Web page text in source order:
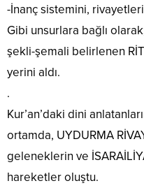
-İnanç sistemini,
Gibi unsurlara bağlı
şekli-şemali belirlenen
yerini aldı.
.
Kur’an’daki dini
ortamda, UYDURMA
geleneklerin ve
hareketler oluştu.